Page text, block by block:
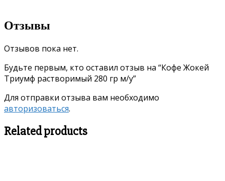
Отзывы
Отзывов пока нет.
Будьте первым, кто оставил отзыв на “Кофе Жокей
Триумф растворимый 280 гр м/у”
Для отправки отзыва вам необходимо
авторизоваться.
Related products